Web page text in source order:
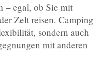
– egal, ob Sie mit
Zelt reisen. Camping
sondern auch
mit anderen